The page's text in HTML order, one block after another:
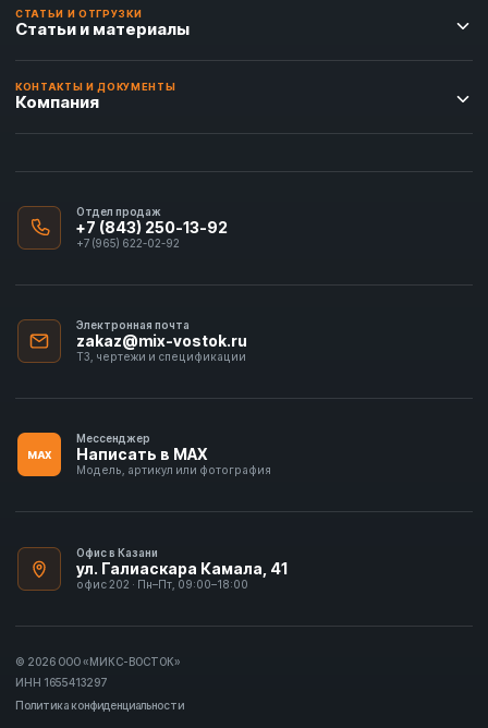
СТАТЬИ И ОТГРУЗКИ
Статьи и материалы
КОНТАКТЫ И ДОКУМЕНТЫ
Компания
Отдел продаж
+7 (843) 250-13-92
+7 (965) 622-02-92
Электронная почта
zakaz@mix-vostok.ru
ТЗ, чертежи и спецификации
MAX
Мессенджер
Написать в MAX
Модель, артикул или фотография
Офис в Казани
ул. Галиаскара Камала, 41
офис 202 · Пн–Пт, 09:00–18:00
© 2026 ООО «МИКС-ВОСТОК»
ИНН 1655413297
Политика конфиденциальности